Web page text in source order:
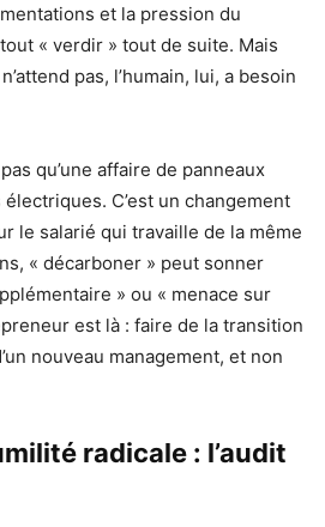
et la pression du
« verdir » tout de suite. Mais
pas, l’humain, lui, a besoin
pas qu’une affaire de panneaux
C’est un changement
le salarié qui travaille de la même
« décarboner » peut sonner
» ou « menace sur
est là : faire de la transition
nouveau management, et non
radicale : l’audit